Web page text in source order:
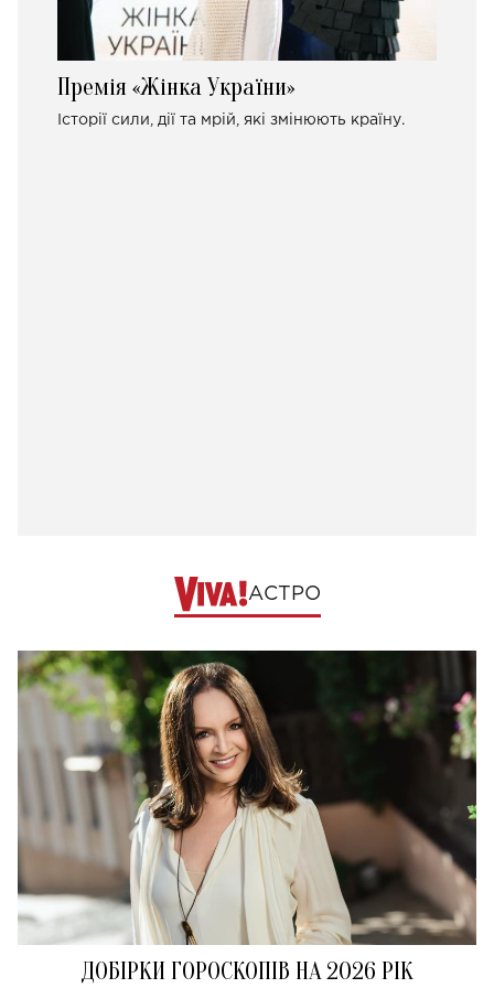
Премія «Жінка України»
Історії сили, дії та мрій, які змінюють країну.
АСТРО
ДОБІРКИ ГОРОСКОПІВ НА 2026 РІК